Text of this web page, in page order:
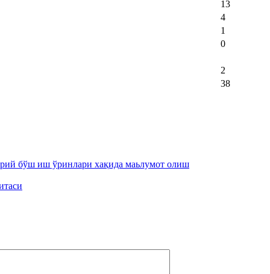
13
4
1
0
2
38
бўш иш ўринлари хақида маьлумот олиш